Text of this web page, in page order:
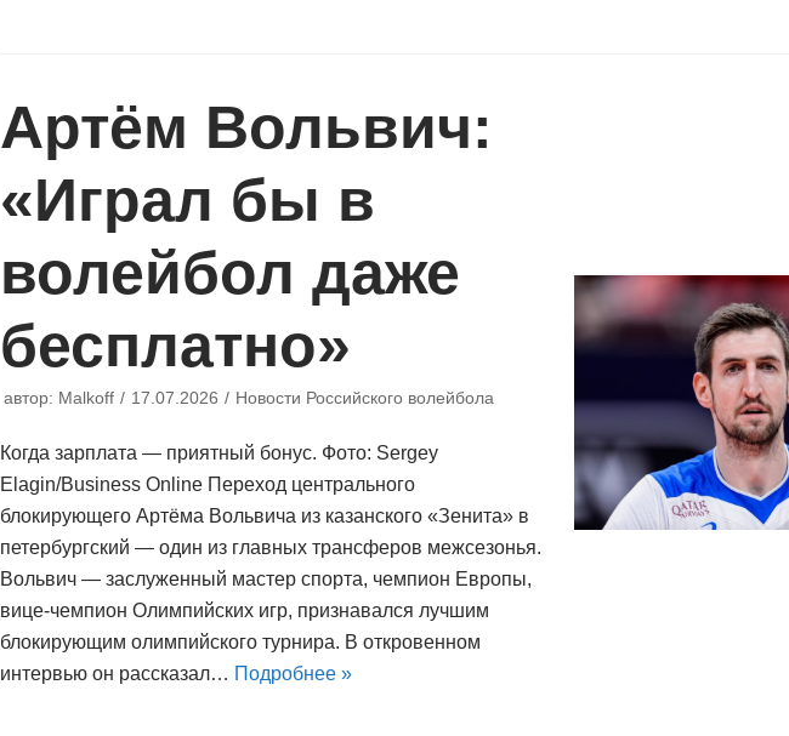
Артём Вольвич:
«Играл бы в
волейбол даже
бесплатно»
автор: Malkoff 17.07.2026 Новости Российского волейбола
Когда зарплата — приятный бонус. Фото: Sergey
Elagin/Business Online Переход центрального
блокирующего Артёма Вольвича из казанского «Зенита» в
петербургский — один из главных трансферов межсезонья.
Вольвич — заслуженный мастер спорта, чемпион Европы,
вице-чемпион Олимпийских игр, признавался лучшим
блокирующим олимпийского турнира. В откровенном
интервью он рассказал… Подробнее »